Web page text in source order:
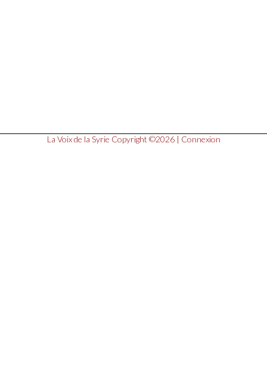
La Voix de la Syrie Copyright ©2026 | Connexion